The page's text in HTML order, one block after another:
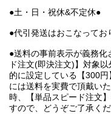
●土・日・祝休&不定休●
●代引発送はおこなってお
●送料の事前表示が義務
ド注文(即決注文)】対象
的に設定している【300
には送料を実費で頂戴い
時、【単品スピード注文
すので、どうぞご了承く